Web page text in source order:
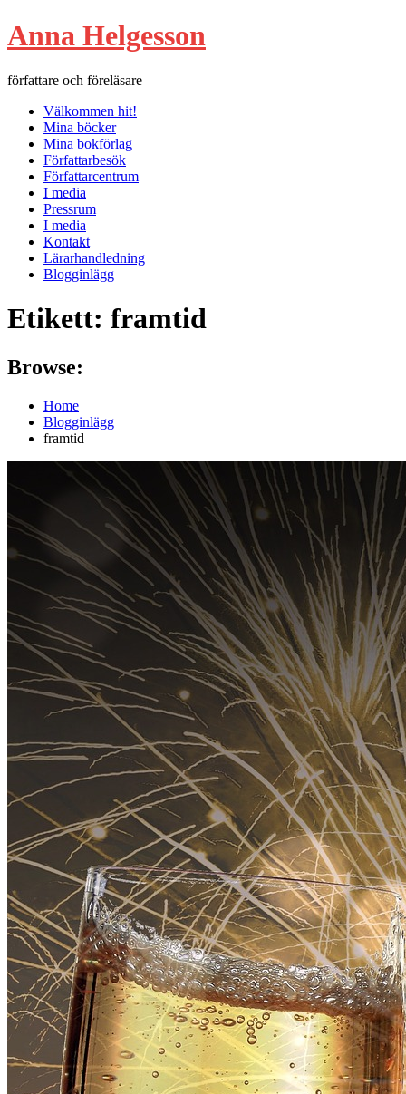
Hoppa
till
Anna Helgesson
författare och föreläsare
Välkommen hit!
Mina böcker
Mina bokförlag
Författarbesök
Författarcentrum
I media
Pressrum
I media
Kontakt
Lärarhandledning
Blogginlägg
Etikett: framtid
Browse:
Home
Blogginlägg
framtid